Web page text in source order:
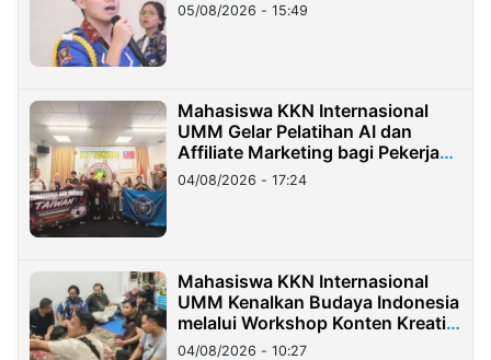
05/08/2026 - 15:49
Mahasiswa KKN Internasional
UMM Gelar Pelatihan AI dan
Affiliate Marketing bagi Pekerja
Migran Indonesia di Taiwan
04/08/2026 - 17:24
Mahasiswa KKN Internasional
UMM Kenalkan Budaya Indonesia
melalui Workshop Konten Kreatif
di Taiwan
04/08/2026 - 10:27